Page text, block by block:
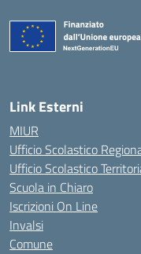
Link Esterni
MIUR
Ufficio Scolastico
Ufficio Scolastico
Scuola in Chiaro
Iscrizioni On Line
Invalsi
Comune